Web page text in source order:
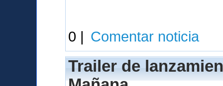
0 | Comentar noticia
Trailer de